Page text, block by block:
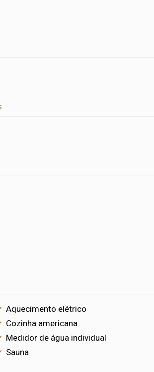
Aquecimento elétrico
Cozinha americana
Medidor de água individual
Sauna